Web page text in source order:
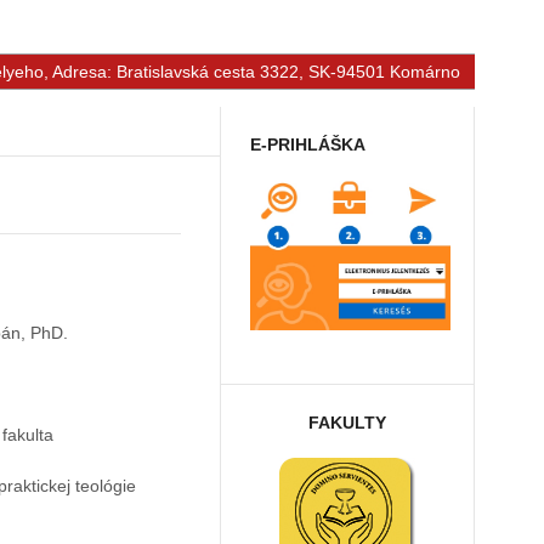
Adresa: Bratislavská cesta 3322, SK-94501 Komárno
PhD.
teológie
E-PRIHLÁŠKA
FAKULTY